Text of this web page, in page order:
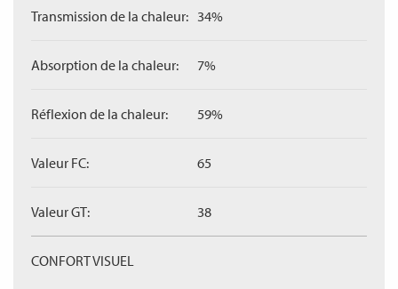
Transmission de la chaleur: 34%
Absorption de la chaleur: 7%
Réflexion de la chaleur: 59%
Valeur FC: 65
Valeur GT: 38
CONFORT VISUEL